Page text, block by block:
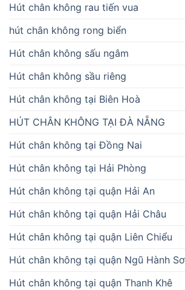
Hút chân không rau tiến vua
hút chân không rong biển
Hút chân không sấu ngâm
Hút chân không sầu riêng
Hút chân không tại Biên Hoà
HÚT CHÂN KHÔNG TẠI ĐÀ NẴNG
Hút chân không tại Đồng Nai
Hút chân không tại Hải Phòng
Hút chân không tại quận Hải An
Hút chân không tại quận Hải Châu
Hút chân không tại quận Liên Chiểu
Hút chân không tại quận Ngũ Hành
Hút chân không tại quận Thanh Khê